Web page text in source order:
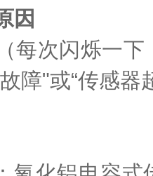
因
每次闪烁一
障"或“传感器